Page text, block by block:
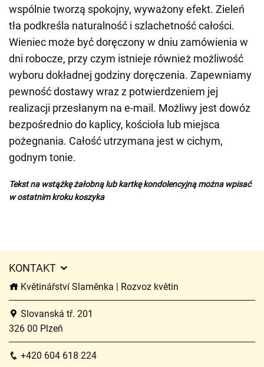
wspólnie tworzą spokojny, wyważony efekt. Zieleń
tła podkreśla naturalność i szlachetność całości.
Wieniec może być doręczony w dniu zamówienia w
dni robocze, przy czym istnieje również możliwość
wyboru dokładnej godziny doręczenia. Zapewniamy
pewność dostawy wraz z potwierdzeniem jej
realizacji przesłanym na e-mail. Możliwy jest dowóz
bezpośrednio do kaplicy, kościoła lub miejsca
pożegnania. Całość utrzymana jest w cichym,
godnym tonie.
Tekst na wstążkę żałobną lub kartkę kondolencyjną można wpisać
w ostatnim kroku koszyka
KONTAKT
Květinářství Slaměnka | Rozvoz květin
Slovanská tř. 201
326 00 Plzeň
+420 604 618 224